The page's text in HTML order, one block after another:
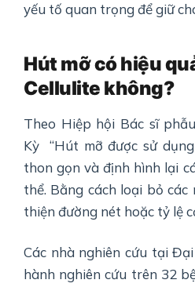
yếu tố quan trọng để giữ
Hút mỡ có hiệu
Cellulite không?
Theo Hiệp hội Bác sĩ
Kỳ “Hút mỡ được sử
thon gọn và định hình lại
thể. Bằng cách loại bỏ
thiện đường nét hoặc tỷ lệ
Các nhà nghiên cứu tại
hành nghiên cứu trên 32